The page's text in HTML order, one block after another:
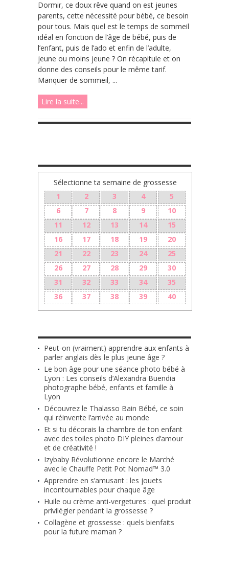
Dormir, ce doux rêve quand on est jeunes
parents, cette nécessité pour bébé, ce besoin
pour tous. Mais quel est le temps de sommeil
idéal en fonction de l’âge de bébé, puis de
l’enfant, puis de l’ado et enfin de l’adulte,
jeune ou moins jeune ? On récapitule et on
donne des conseils pour le même tarif.
Manquer de sommeil, ...
Lire la suite...
Sélectionne ta semaine de grossesse
1
2 3 4
5
6
7 8 9
10
11
12 13 14
15
16
17 18 19
20
21
22 23 24
25
26
27 28 29
30
31
32 33 34
35
36
37 38 39 40
Peut-on (vraiment) apprendre aux enfants à
parler anglais dès le plus jeune âge ?
Le bon âge pour une séance photo bébé à
Lyon : Les conseils d’Alexandra Buendia
photographe bébé, enfants et famille à
Lyon
Découvrez le Thalasso Bain Bébé, ce soin
qui réinvente l’arrivée au monde
Et si tu décorais la chambre de ton enfant
avec des toiles photo DIY pleines d’amour
et de créativité !
Izybaby Révolutionne encore le Marché
avec le Chauffe Petit Pot Nomad™ 3.0
Apprendre en s’amusant : les jouets
incontournables pour chaque âge
Huile ou crème anti-vergetures : quel produit
privilégier pendant la grossesse ?
Collagène et grossesse : quels bienfaits
pour la future maman ?